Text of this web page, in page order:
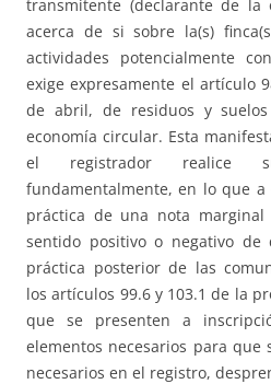
transmitente (declarante de la
acerca de si sobre la(s)
actividades potencialmente
exige expresamente el artículo
de abril, de residuos y
economía circular. Esta
el registrador realice
fundamentalmente, en lo que
práctica de una nota marginal
sentido positivo o negativo de
práctica posterior de las
los artículos 99.6 y 103.1 de la
que se presenten a
elementos necesarios para que
necesarios en el registro,